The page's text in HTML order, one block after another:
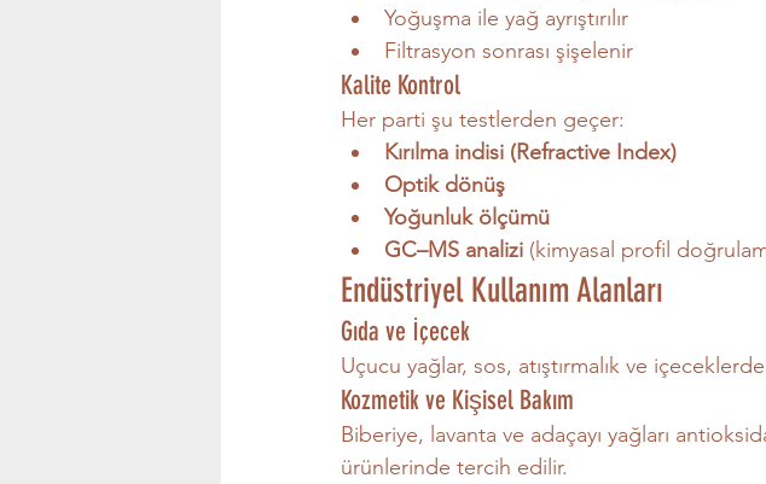
Yoğuşma ile yağ ayrıştırılır
Filtrasyon sonrası şişelenir
Kalite Kontrol
Her parti şu testlerden geçer:
Kırılma indisi (Refractive Index)
Optik dönüş
Yoğunluk ölçümü
GC–MS analizi (kimyasal profil
Endüstriyel Kullanım Alanları
Gıda ve İçecek
Uçucu yağlar, sos, atıştırmalık ve
Kozmetik ve Kişisel Bakım
Biberiye, lavanta ve adaçayı yağları
ürünlerinde tercih edilir.